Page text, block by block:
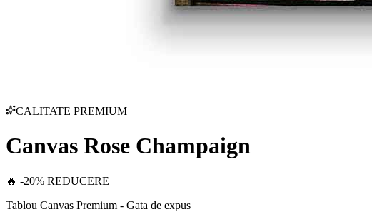
CALITATE PREMIUM
Canvas Rose Champaign
🔥 -20% REDUCERE
Tablou Canvas Premium - Gata de expus